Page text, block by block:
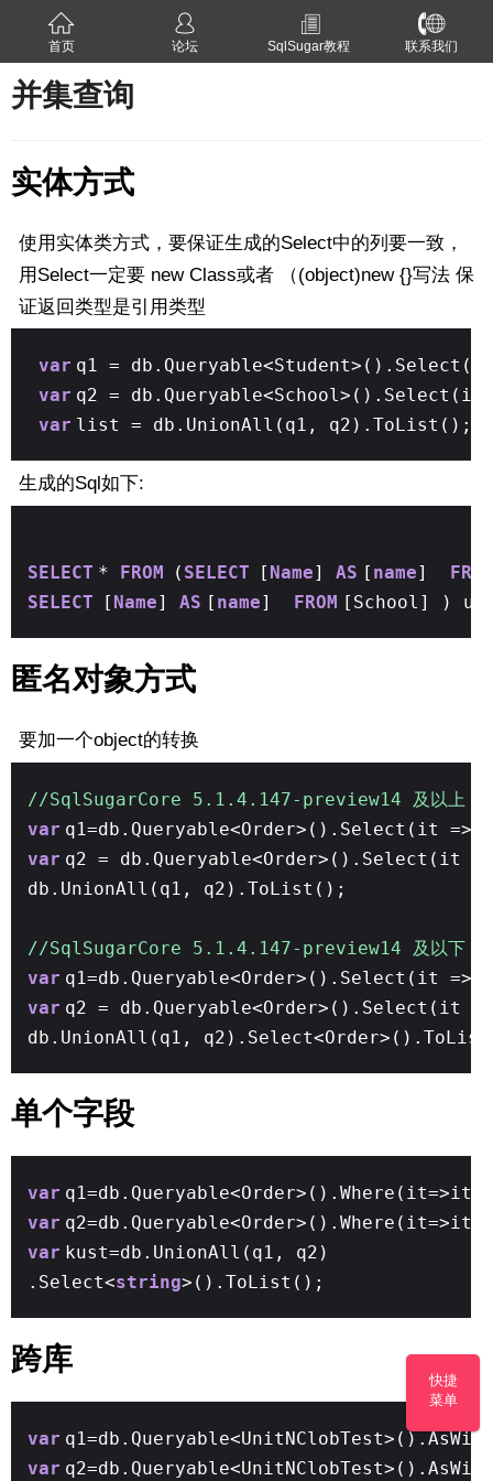
首页 论坛 SqlSugar教程 联系我们
并集查询
实体方式
使用实体类方式，要保证生成的Select中的列要一致，
用Select一定要 new Class或者 （(object)new {}写法 保
证返回类型是引用类型
var q1 =
var q2 =
var list = db.UnionAll(q1, q2).ToList();
生成的Sql如下:
SELECT * FROM ( SELECT [ Name] AS [ name]
FROM
SELECT
[ Name] AS [ name] FROM [School] )
匿名对象方式
要加一个object的转换
//SqlSugarCore 5.1.4.147-preview14 及以上 完
var q1=db.Queryable<Order>().Select(it =>
var q2 = db.Queryable<Order>().Select(it =>
db.UnionAll(q1, q2).ToList();
//SqlSugarCore 5.1.4.147-preview14 及以下
var q1=db.Queryable<Order>().Select(it => (
var q2 = db.Queryable<Order>().Select(it
db.UnionAll(q1,
单个字段
var
var
var kust=db.UnionAll(q1, q2)
.Select<string>().ToList();
跨库
var
var
快捷
菜单